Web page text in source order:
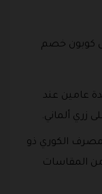
كوبون خصم
عامين عند
زري ألماني.
الكوري ذو
من المقاسات